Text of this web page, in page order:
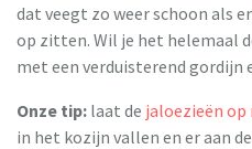
dat veegt zo weer schoon als
op zitten. Wil je het helemaal
met een verduisterend gordijn
Onze tip: laat de jaloezieën op
in het kozijn vallen en er aan